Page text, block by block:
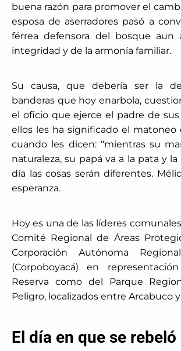
buena razón para promover el
esposa de aserradores pasó a
férrea defensora del bosque aun
integridad y de la armonía familiar.
Su causa, que debería ser la
banderas que hoy enarbola,
el oficio que ejerce el padre de sus
ellos les ha significado el matoneo
cuando les dicen: “mientras su
naturaleza, su papá va a la pata y
día las cosas serán diferentes.
esperanza.
Hoy es una de las líderes
Comité Regional de Áreas
Corporación Autónoma
(Corpoboyacá) en
Reserva como del Parque
Peligro, localizados entre Arcabuco
El día en que se rebeló